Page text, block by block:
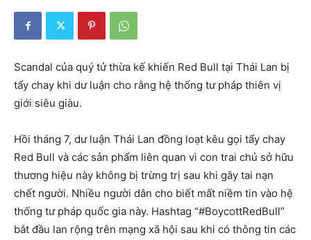
Scandal của quý tử thừa kế khiến Red Bull tại Thái Lan bị
tẩy chay khi dư luận cho rằng hệ thống tư pháp thiên vị
giới siêu giàu.
Hồi tháng 7, dư luận Thái Lan đồng loạt kêu gọi tẩy chay
Red Bull và các sản phẩm liên quan vì con trai chủ sở hữu
thương hiệu này không bị trừng trị sau khi gây tai nạn
chết người. Nhiều người dân cho biết mất niềm tin vào hệ
thống tư pháp quốc gia này. Hashtag “#BoycottRedBull”
bắt đầu lan rộng trên mạng xã hội sau khi có thông tin các